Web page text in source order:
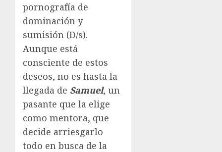
pornografía de
dominación y
sumisión (D/s).
Aunque está
consciente de estos
deseos, no es hasta la
llegada de Samuel, un
pasante que la elige
como mentora, que
decide arriesgarlo
todo en busca de la